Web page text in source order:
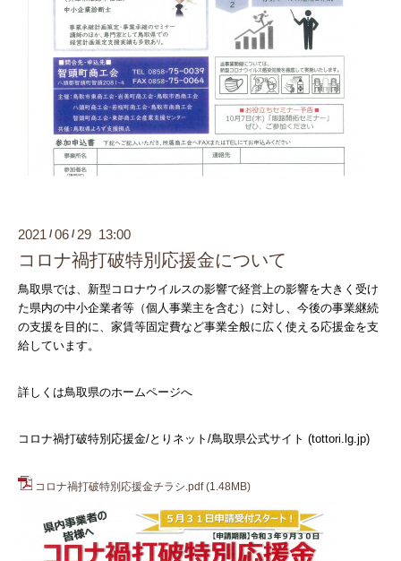
2021 /06 / 29 13:00
コロナ禍打破特別応援金について
鳥取県では、新型コロナウイルスの影響で経営上の影響を大きく受け
た県内の中小企業者等（個人事業主を含む）に対し、今後の事業継続
の支援を目的に、家賃等固定費など事業全般に広く使える応援金を支
給しています。
詳しくは鳥取県のホームページへ
コロナ禍打破特別応援金/とりネット/鳥取県公式サイト (tottori.lg.jp)
コロナ禍打破特別応援金チラシ.pdf (1.48MB)